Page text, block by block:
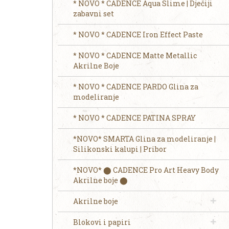
* NOVO * CADENCE Aqua Slime | Dječiji
zabavni set
* NOVO * CADENCE Iron Effect Paste
* NOVO * CADENCE Matte Metallic
Akrilne Boje
* NOVO * CADENCE PARDO Glina za
modeliranje
* NOVO * CADENCE PATINA SPRAY
*NOVO* SMARTA Glina za modeliranje |
Silikonski kalupi | Pribor
*NOVO* ⬤ CADENCE Pro Art Heavy Body
Akrilne boje ⬤
Akrilne boje
Blokovi i papiri